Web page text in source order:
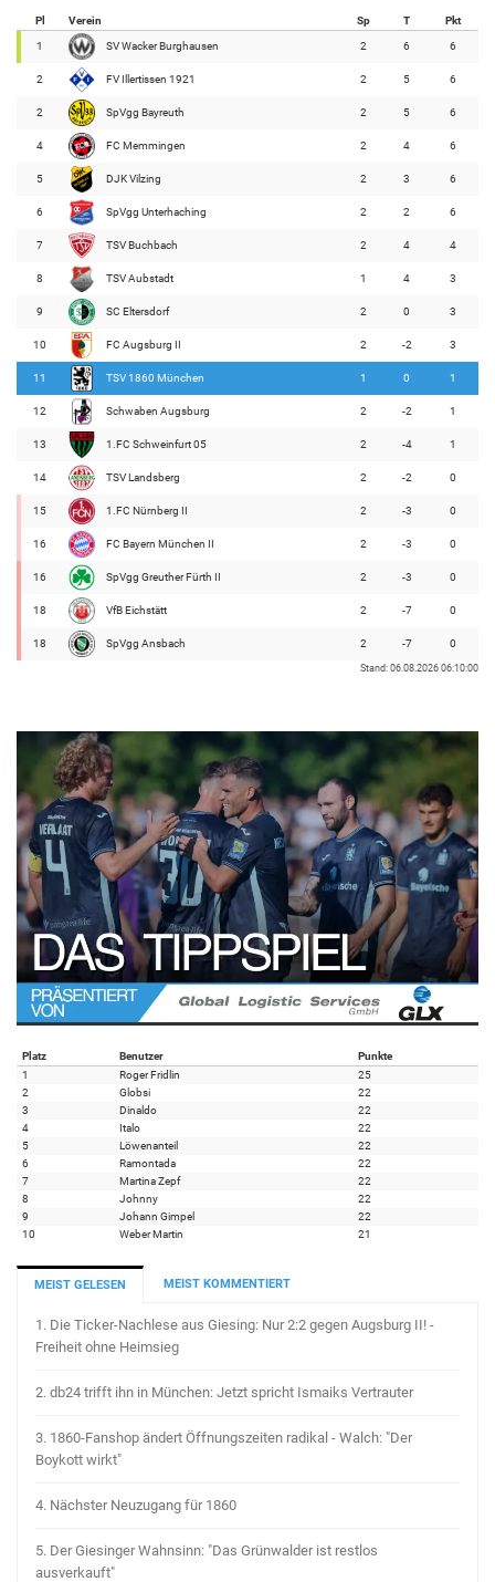
Pl Verein Sp T Pkt
1 SV Wacker Burghausen 2 6 6
2 FV Illertissen 1921 2 5 6
2 SpVgg Bayreuth 2 5 6
4 FC Memmingen 2 4 6
5 DJK Vilzing 2 3 6
6 SpVgg Unterhaching 2 2 6
7 TSV Buchbach 2 4 4
8 TSV Aubstadt 1 4 3
9 SC Eltersdorf 2 0 3
10 FC Augsburg II 2 -2 3
11 TSV 1860 München 1 0 1
12 Schwaben Augsburg 2 -2 1
13 1.FC Schweinfurt 05 2 -4 1
14 TSV Landsberg 2 -2 0
15 1.FC Nürnberg II 2 -3 0
16 FC Bayern München II 2 -3 0
16 SpVgg Greuther Fürth II 2 -3 0
18 VfB Eichstätt 2 -7 0
18 SpVgg Ansbach 2 -7 0
Stand: 06.08.2026 06:10:00
Platz Benutzer
Punkte
1
Roger Fridlin
25
2
Globsi
22
3
Dinaldo
22
4
Italo
22
5
Löwenanteil
22
6
Ramontada
22
7
Martina Zepf
22
8
Johnny
22
9
Johann Gimpel
22
10
Weber Martin 21
MEIST GELESEN MEIST KOMMENTIERT
1. Die Ticker-Nachlese aus Giesing: Nur 2:2 gegen Augsburg II! -
Freiheit ohne Heimsieg
2. db24 trifft ihn in München: Jetzt spricht Ismaiks Vertrauter
3. 1860-Fanshop ändert Öffnungszeiten radikal - Walch: "Der
Boykott wirkt"
4. Nächster Neuzugang für 1860
5. Der Giesinger Wahnsinn: "Das Grünwalder ist restlos
ausverkauft"